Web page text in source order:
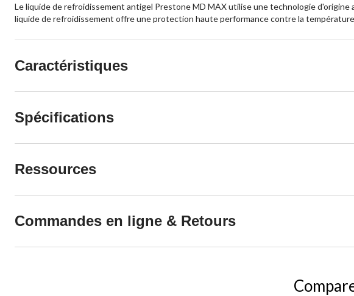
Le liquide de refroidissement antigel Prestone MD MAX utilise une technologie
liquide de refroidissement offre une protection haute performance contre la
Caractéristiques
Spécifications
Ressources
Commandes en ligne & Retours